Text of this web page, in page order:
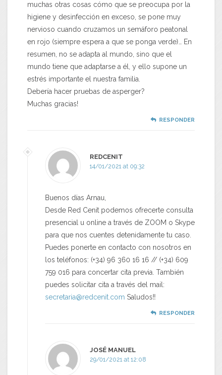
muchas otras cosas cómo que se preocupa por la
higiene y desinfección en exceso, se pone muy
nervioso cuando cruzamos un semáforo peatonal
en rojo (siempre espera a que se ponga verde)… En
resumen, no se adapta al mundo, sino que el
mundo tiene que adaptarse a él, y ello supone un
estrés importante el nuestra familia.
Debería hacer pruebas de asperger?
Muchas gracias!
RESPONDER
REDCENIT
14/01/2021 at 09:32
Buenos días Arnau,
Desde Red Cenit podemos ofrecerte consulta
presencial u online a través de ZOOM o Skype
para que nos cuentes detenidamente tu caso.
Puedes ponerte en contacto con nosotros en
los teléfonos: (+34) 96 360 16 16 // (+34) 609
759 016 para concertar cita previa. También
puedes solicitar cita a través del mail:
secretaria@redcenit.com Saludos!!
RESPONDER
JOSÉ MANUEL
29/01/2021 at 12:08